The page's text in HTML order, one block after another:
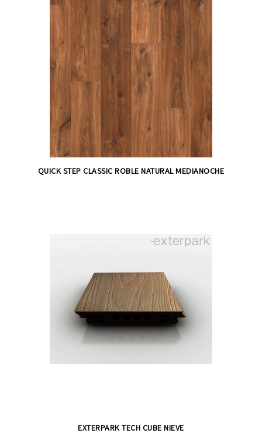
QUICK STEP CLASSIC ROBLE NATURAL MEDIANOCHE
EXTERPARK TECH CUBE NIEVE